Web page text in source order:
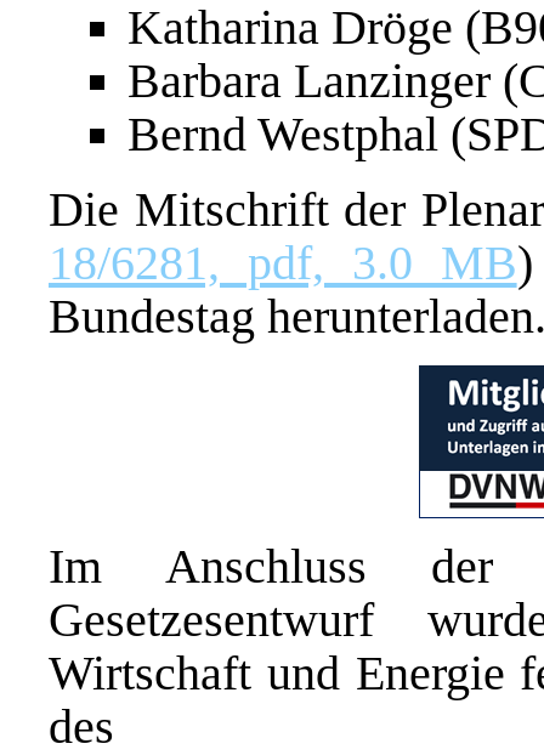
Katharina Dröge
Barbara Lanzinger
Bernd Westphal
Die Mitschrift der
18/6281, pdf, 3.0 MB
Bundestag
Im Anschluss der
Gesetzesentwurf
Wirtschaft und Energie
des